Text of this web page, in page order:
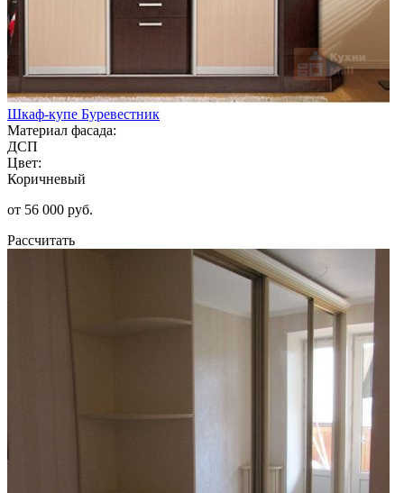
Шкаф-купе Буревестник
Материал фасада:
ДСП
Цвет:
Коричневый
от 56 000 руб.
Рассчитать